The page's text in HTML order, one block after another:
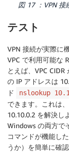
図 17 ：VPN 接
テスト
VPN 接続が実際に
VPC で利用可能な
とえば、VPC
の IP アドレスは
ド
nslookup
できます。これは
10.10.0.2 を解決し
Windows の両方で
コマンドが機能し
うか）を簡単に確認